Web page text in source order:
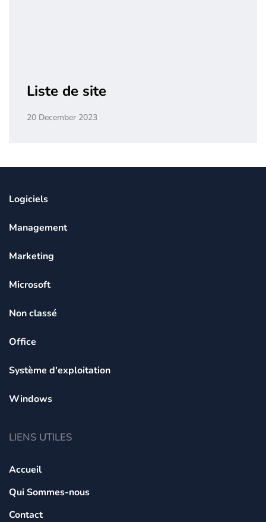
Liste de site
20 December 2023
Logiciels
Management
Marketing
Microsoft
Non classé
Office
Système d'exploitation
Windows
LIENS UTILES
Accueil
Qui Sommes-nous
Contact